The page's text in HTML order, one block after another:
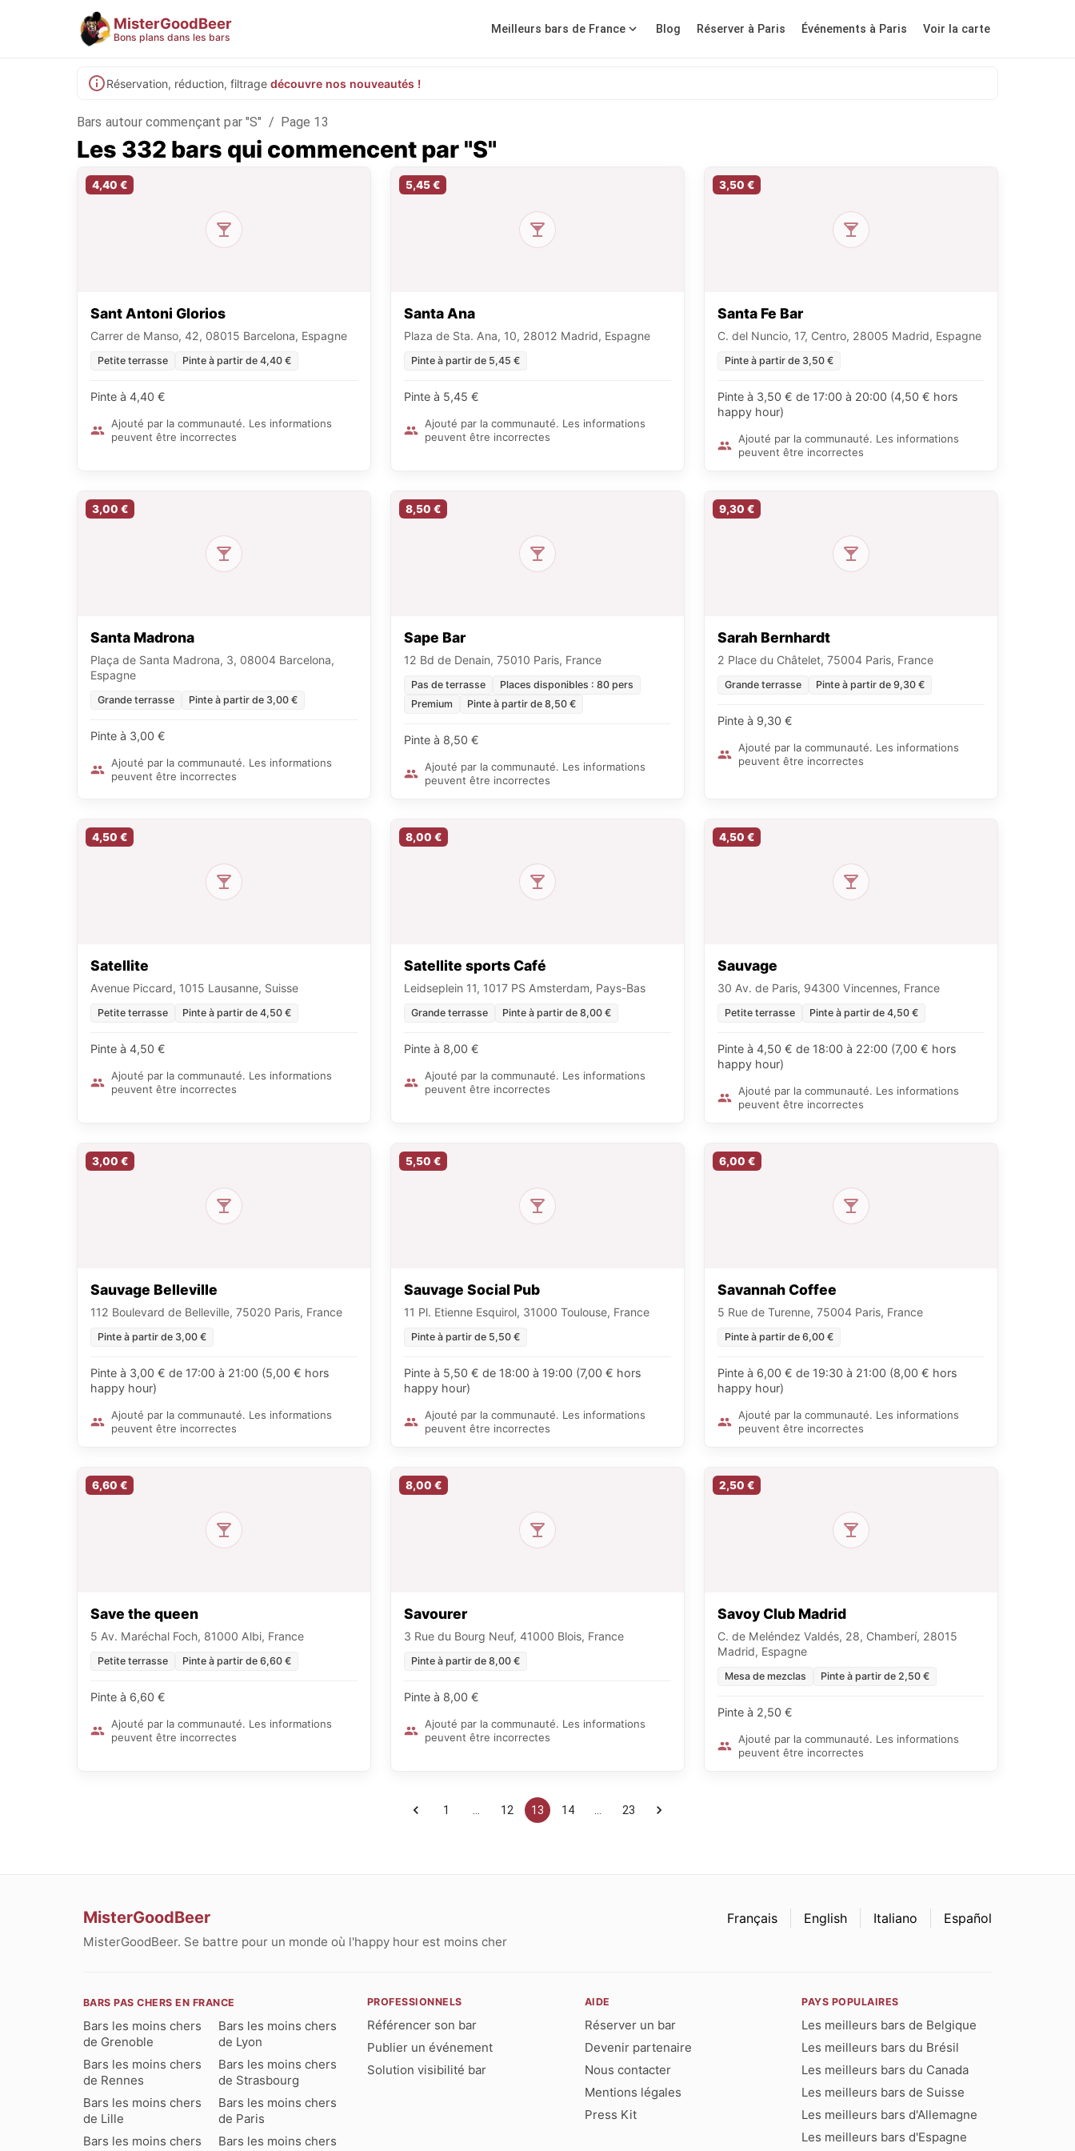
MisterGoodBeer
Bons plans dans les bars
Meilleurs bars de France Blog Réserver à Paris Événements à Paris Voir la carte
Réservation, réduction, filtrage découvre nos nouveautés !
Bars autour commençant par "S" / Page 13
Les 332 bars qui commencent par "S"
4,40 €
Sant Antoni Glorios
Carrer de Manso, 42, 08015 Barcelona, Espagne
Petite terrasse Pinte à partir de 4,40 €
Pinte à 4,40 €
Ajouté par la communauté. Les informations
peuvent être incorrectes
5,45 €
Santa Ana
Plaza de Sta. Ana, 10, 28012 Madrid, Espagne
Pinte à partir de 5,45 €
Pinte à 5,45 €
Ajouté par la communauté. Les informations
peuvent être incorrectes
3,50 €
Santa Fe Bar
C. del Nuncio, 17, Centro, 28005 Madrid, Espagne
Pinte à partir de 3,50 €
Pinte à 3,50 € de 17:00 à 20:00 (4,50 € hors
happy hour)
Ajouté par la communauté. Les informations
peuvent être incorrectes
3,00 €
Santa Madrona
Plaça de Santa Madrona, 3, 08004 Barcelona,
Espagne
Grande terrasse Pinte à partir de 3,00 €
Pinte à 3,00 €
Ajouté par la communauté. Les informations
peuvent être incorrectes
8,50 €
Sape Bar
12 Bd de Denain, 75010 Paris, France
Pas de terrasse
Places disponibles : 80 pers
Premium
Pinte à partir de 8,50 €
Pinte à 8,50 €
Ajouté par la communauté. Les informations
peuvent être incorrectes
9,30 €
Sarah Bernhardt
2 Place du Châtelet, 75004 Paris, France
Grande terrasse Pinte à partir de 9,30 €
Pinte à 9,30 €
Ajouté par la communauté. Les informations
peuvent être incorrectes
4,50 €
Satellite
Avenue Piccard, 1015 Lausanne, Suisse
Petite terrasse Pinte à partir de 4,50 €
Pinte à 4,50 €
Ajouté par la communauté. Les informations
peuvent être incorrectes
8,00 €
Satellite sports Café
Leidseplein 11, 1017 PS Amsterdam, Pays-Bas
Grande terrasse Pinte à partir de 8,00 €
Pinte à 8,00 €
Ajouté par la communauté. Les informations
peuvent être incorrectes
4,50 €
Sauvage
30 Av. de Paris, 94300 Vincennes, France
Petite terrasse Pinte à partir de 4,50 €
Pinte à 4,50 € de 18:00 à 22:00 (7,00 € hors
happy hour)
Ajouté par la communauté. Les informations
peuvent être incorrectes
3,00 €
Sauvage Belleville
112 Boulevard de Belleville, 75020 Paris, France
Pinte à partir de 3,00 €
Pinte à 3,00 € de 17:00 à 21:00 (5,00 € hors
happy hour)
Ajouté par la communauté. Les informations
peuvent être incorrectes
5,50 €
Sauvage Social Pub
11 Pl. Etienne Esquirol, 31000 Toulouse, France
Pinte à partir de 5,50 €
Pinte à 5,50 € de 18:00 à 19:00 (7,00 € hors
happy hour)
Ajouté par la communauté. Les informations
peuvent être incorrectes
6,00 €
Savannah Coffee
5 Rue de Turenne, 75004 Paris, France
Pinte à partir de 6,00 €
Pinte à 6,00 € de 19:30 à 21:00 (8,00 € hors
happy hour)
Ajouté par la communauté. Les informations
peuvent être incorrectes
6,60 €
Save the queen
5 Av. Maréchal Foch, 81000 Albi, France
Petite terrasse Pinte à partir de 6,60 €
Pinte à 6,60 €
Ajouté par la communauté. Les informations
peuvent être incorrectes
8,00 €
Savourer
3 Rue du Bourg Neuf, 41000 Blois, France
Pinte à partir de 8,00 €
Pinte à 8,00 €
Ajouté par la communauté. Les informations
peuvent être incorrectes
2,50 €
Savoy Club Madrid
C. de Meléndez Valdés, 28, Chamberí, 28015
Madrid, Espagne
Mesa de mezclas Pinte à partir de 2,50 €
Pinte à 2,50 €
Ajouté par la communauté. Les informations
peuvent être incorrectes
1 12 13 14 23
MisterGoodBeer
MisterGoodBeer. Se battre pour un monde où l'happy hour est moins cher
Français English Italiano Español
BARS PAS CHERS EN FRANCE
Bars les moins chers
de Grenoble
Bars les moins chers
de Lyon
Bars les moins chers
de Rennes
Bars les moins chers
de Strasbourg
Bars les moins chers
de Lille
Bars les moins chers
de Paris
Bars les moins chers
Bars les moins chers
PROFESSIONNELS
Référencer son bar
Publier un événement
Solution visibilité bar
AIDE
Réserver un bar
Devenir partenaire
Nous contacter
Mentions légales
Press Kit
PAYS POPULAIRES
Les meilleurs bars de Belgique
Les meilleurs bars du Brésil
Les meilleurs bars du Canada
Les meilleurs bars de Suisse
Les meilleurs bars d'Allemagne
Les meilleurs bars d'Espagne